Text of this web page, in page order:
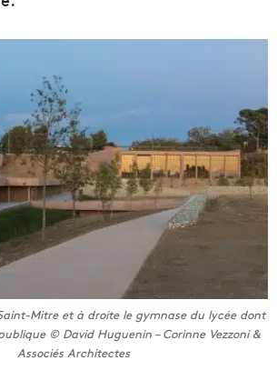
Mitre et à droite le gymnase du lycée dont
© David Huguenin – Corinne Vezzoni &
Associés Architectes